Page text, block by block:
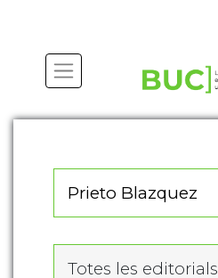
Totes les editorials